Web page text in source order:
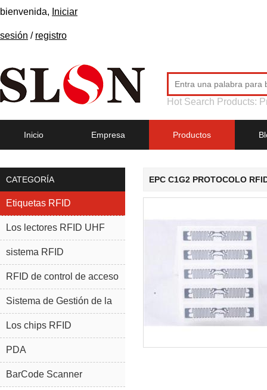
bienvenida, Iniciar
sesión / registro
Hot Search Products:
Inicio Empresa Productos
CATEGORÍA
Etiquetas RFID
Los lectores RFID UHF
sistema RFID
RFID de control de acceso
Sistema de Gestión de la
joyería RFID
Los chips RFID
PDA
BarCode Scanner
EPC C1G2 PROTOCOLO